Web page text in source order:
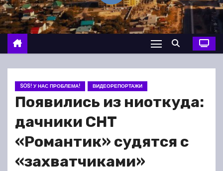
о
м
у
SOS! У НАС ПРОБЛЕМА! ВИДЕОРЕПОРТАЖИ
Появились из ниоткуда:
дачники СНТ
«Романтик» судятся с
«захватчиками»